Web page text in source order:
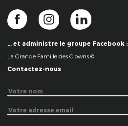
… et administre le groupe Facebook :
La Grande Famille des Clowns ©
Contactez-nous